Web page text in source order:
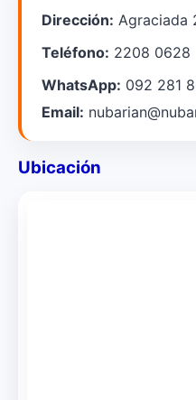
Dirección: Agraciada
Teléfono: 2208 0628
WhatsApp: 092 281
Email:
Ubicación